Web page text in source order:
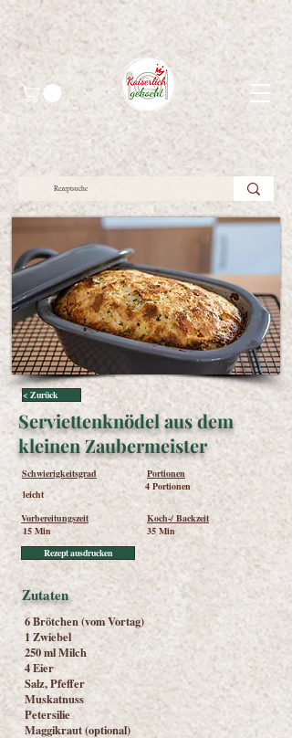
< Zurück
Serviettenknödel aus dem
kleinen Zaubermeister
Schwierigkeitsgrad
Portionen
leicht
4 Portionen
Vorbereitungszeit
15 Min
Koch-/ Backzeit
35 Min
Rezept ausdrucken
Zutaten
6 Brötchen (vom Vortag)
1 Zwiebel
250 ml Milch
4 Eier
Salz, Pfeffer
Muskatnuss
Petersilie
Maggikraut (optional)